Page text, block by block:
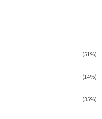
(51%)
(14%)
(35%)